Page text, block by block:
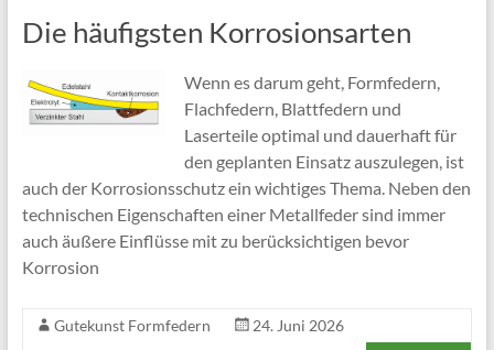
Die häufigsten Korrosionsarten
Wenn es darum geht, Formfedern,
Flachfedern, Blattfedern und
Laserteile optimal und dauerhaft für
den geplanten Einsatz auszulegen, ist
auch der Korrosionsschutz ein wichtiges Thema. Neben den
technischen Eigenschaften einer Metallfeder sind immer
auch äußere Einflüsse mit zu berücksichtigen bevor
Korrosion
Gutekunst Formfedern
24. Juni 2026